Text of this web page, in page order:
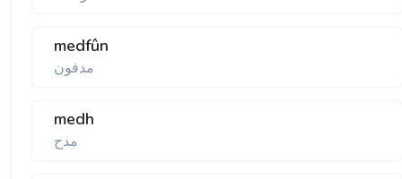
medfûn
مدفون
medh
مدح